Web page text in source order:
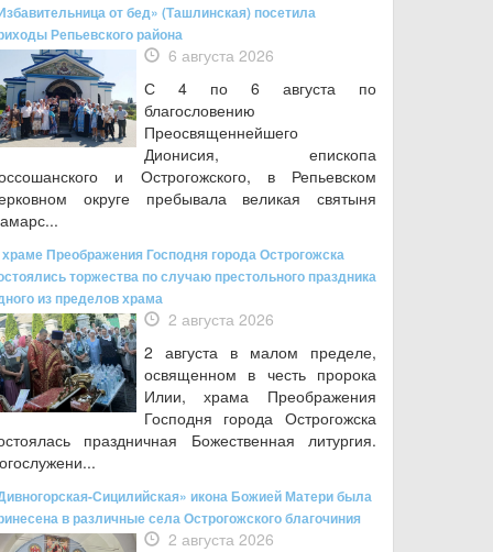
от бед» (Ташлинская) посетила
Репьевского района
6 августа 2026
С 4 по 6 августа по
благословению
Преосвященнейшего
Дионисия, епископа
и Острогожского, в Репьевском
округе пребывала великая святыня
Преображения Господня города Острогожска
торжества по случаю престольного праздника
из пределов храма
2 августа 2026
2 августа в малом пределе,
освященном в честь пророка
Илии, храма Преображения
Господня города Острогожска
праздничная Божественная литургия.
Сицилийская» икона Божией Матери была
в различные села Острогожского благочиния
2 августа 2026